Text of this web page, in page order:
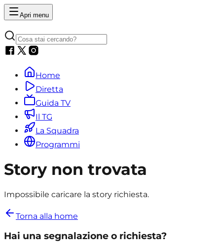
Apri menu
Home
Diretta
Guida TV
Il TG
La Squadra
Programmi
Story non trovata
Impossibile caricare la story richiesta.
Torna alla home
Hai una segnalazione o richiesta?